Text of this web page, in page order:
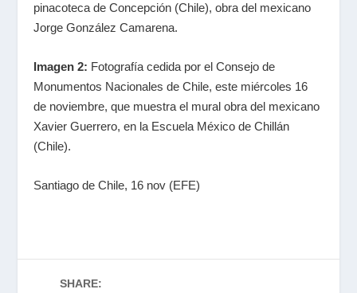
pinacoteca de Concepción (Chile), obra del mexicano
Jorge González Camarena.
Imagen 2: Fotografía cedida por el Consejo de
Monumentos Nacionales de Chile, este miércoles 16
de noviembre, que muestra el mural obra del mexicano
Xavier Guerrero, en la Escuela México de Chillán
(Chile).
Santiago de Chile, 16 nov (EFE)
SHARE: